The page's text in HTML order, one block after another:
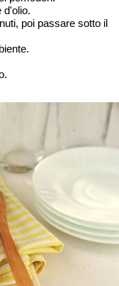
d'olio.
poi passare sotto il